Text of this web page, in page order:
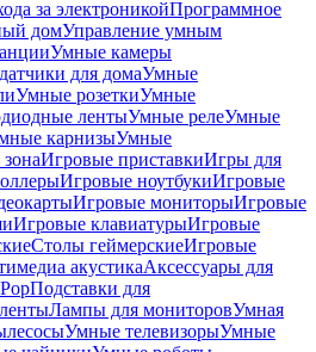
за электроникойПрограммное
домУправление умным
Умные камеры
для домаУмные
Умные розеткиУмные
лентыУмные релеУмные
карнизыУмные
Игровые приставкиИгры для
Игровые ноутбукиИгровые
Игровые мониторыИгровые
Игровые клавиатурыИгровые
Столы геймерскиеИгровые
акустикаАксессуары для
Подставки для
Лампы для мониторовУмная
Умные телевизорыУмные